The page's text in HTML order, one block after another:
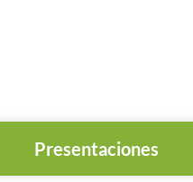
Presentaciones